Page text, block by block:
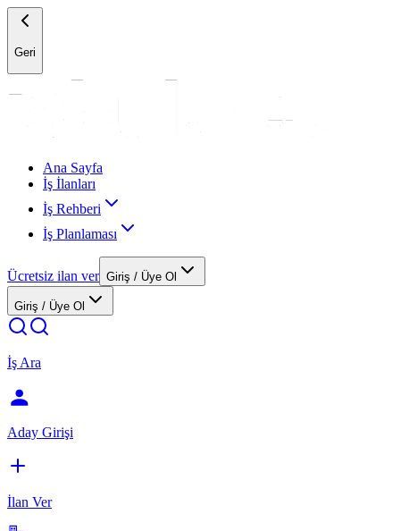
Geri
Ana Sayfa
İş İlanları
İş Rehberi
İş Planlaması
Ücretsiz ilan ver Giriş / Üye Ol
Giriş / Üye Ol
İş Ara
Aday Girişi
İlan Ver